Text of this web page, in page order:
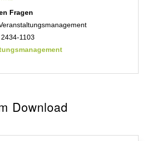
Fragen
1103
Download